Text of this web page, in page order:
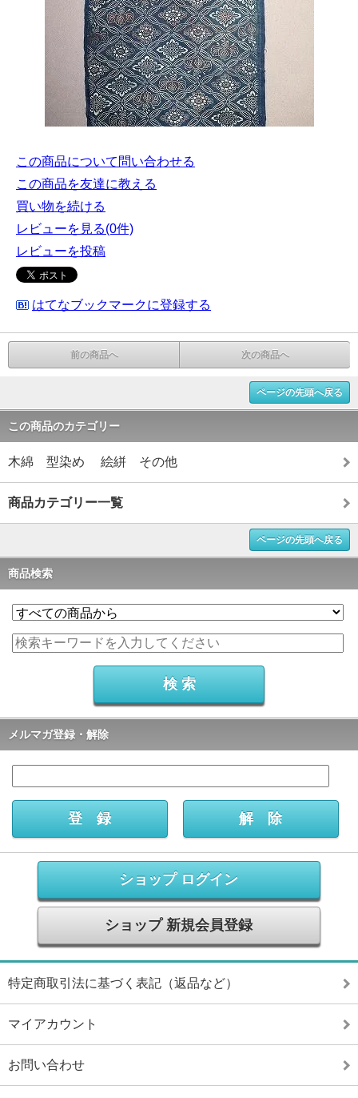
この商品について問い合わせる
この商品を友達に教える
買い物を続ける
レビューを見る(0件)
レビューを投稿
はてなブックマークに登録する
前の商品へ 次の商品へ
ページの先頭へ戻る
この商品のカテゴリー
木綿 型染め 絵絣 その他
商品カテゴリー一覧
ページの先頭へ戻る
商品検索
メルマガ登録・解除
ショップ ログイン
ショップ 新規会員登録
特定商取引法に基づく表記（返品など）
マイアカウント
お問い合わせ